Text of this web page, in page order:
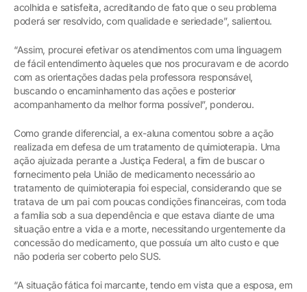
acolhida e satisfeita, acreditando de fato que o seu problema
poderá ser resolvido, com qualidade e seriedade”, salientou.
“Assim, procurei efetivar os atendimentos com uma linguagem
de fácil entendimento àqueles que nos procuravam e de acordo
com as orientações dadas pela professora responsável,
buscando o encaminhamento das ações e posterior
acompanhamento da melhor forma possível”, ponderou.
Como grande diferencial, a ex-aluna comentou sobre a ação
realizada em defesa de um tratamento de quimioterapia. Uma
ação ajuizada perante a Justiça Federal, a fim de buscar o
fornecimento pela União de medicamento necessário ao
tratamento de quimioterapia foi especial, considerando que se
tratava de um pai com poucas condições financeiras, com toda
a família sob a sua dependência e que estava diante de uma
situação entre a vida e a morte, necessitando urgentemente da
concessão do medicamento, que possuía um alto custo e que
não poderia ser coberto pelo SUS.
“A situação fática foi marcante, tendo em vista que a esposa, em